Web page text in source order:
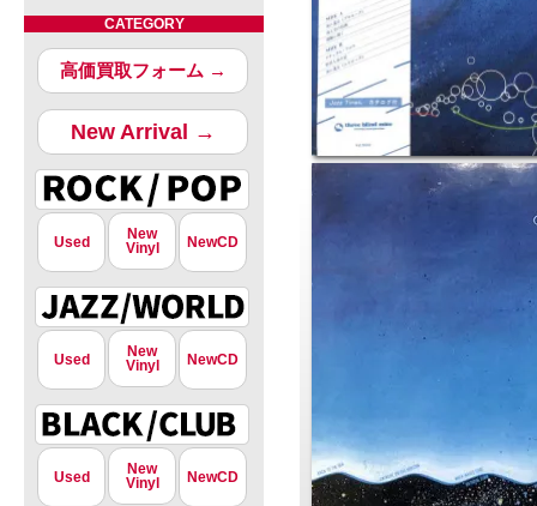
CATEGORY
高価買取フォーム →
New Arrival →
Used
New
Vinyl
NewCD
Used
New
Vinyl
NewCD
Used
New
Vinyl
NewCD